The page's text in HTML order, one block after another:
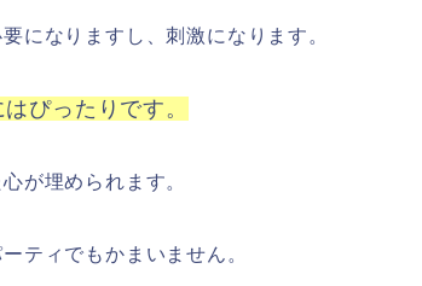
になりますし、刺激になります。
ぴったりです。
が埋められます。
ティでもかまいません。